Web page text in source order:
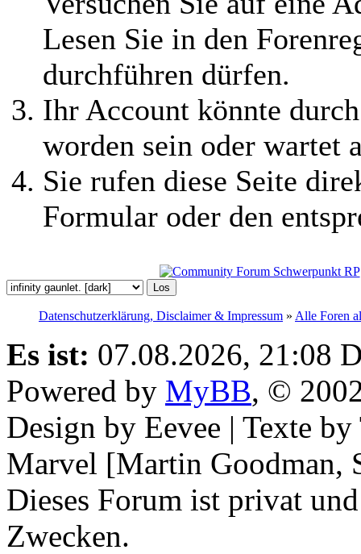
Lesen Sie in den
durchführen dürfen.
Ihr Account könnte
worden sein oder wartet
Sie rufen diese Seite
Formular oder den
Datenschutzerklärung, Disclaimer & Impressum » Alle Foren
Es ist: 07.08.2026, 21:08
Powered by MyBB, ©
Design by Eevee | Texte
Marvel [Martin Goodman,
Dieses Forum ist privat
Zwecken.